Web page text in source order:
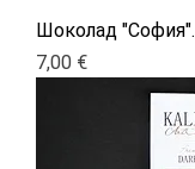
Шоколад "София".
Цена
7,00 €